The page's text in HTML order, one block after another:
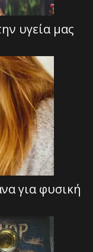
υγεία μας
για φυσική